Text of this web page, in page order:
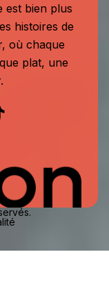
est bien plus
histoires de
où chaque
plat, une